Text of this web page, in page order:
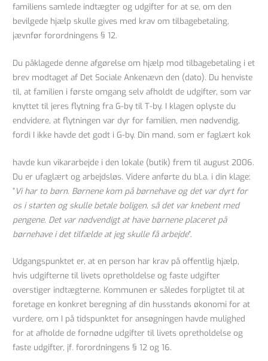
familiens samlede indtægter og udgifter for at se, om den
bevilgede hjælp skulle gives med krav om tilbagebetaling,
jævnfør forordningens § 12.
Du påklagede denne afgørelse om hjælp mod tilbagebetaling i et
brev modtaget af Det Sociale Ankenævn den (dato). Du henviste
til, at familien i første omgang selv afholdt de udgifter, som var
knyttet til jeres flytning fra G-by til T-by. I klagen oplyste du
endvidere, at flytningen var dyr for familien, men nødvendig,
fordi I ikke havde det godt i G-by. Din mand, som er faglært kok
havde kun vikararbejde i den lokale (butik) frem til august 2006.
Du er ufaglært og arbejdsløs. Videre anførte du bl.a. i din klage:
”Vi har to børn. Børnene kom på børnehave og det var dyrt for
os i starten og skulle betale boligen, så det var knebent med
pengene. Det var nødvendigt at have børnene placeret på
børnehave i det tilfælde at jeg skulle få arbejde”.
Udgangspunktet er, at en person har krav på offentlig hjælp,
hvis udgifterne til livets opretholdelse og faste udgifter
overstiger indtægterne. Kommunen er således forpligtet til at
foretage en konkret beregning af din husstands økonomi for at
vurdere, om I på tidspunktet for ansøgningen havde mulighed
for at afholde de fornødne udgifter til livets opretholdelse og
faste udgifter, jf. forordningens § 12 og 16.